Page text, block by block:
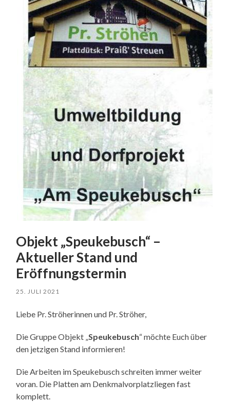
Objekt „Speukebusch“ –
Aktueller Stand und
Eröffnungstermin
25. JULI 2021
Liebe Pr. Ströherinnen und Pr. Ströher,
Die Gruppe Objekt „Speukebusch“ möchte Euch über
den jetzigen Stand informieren!
Die Arbeiten im Speukebusch schreiten immer weiter
voran. Die Platten am Denkmalvorplatzliegen fast
komplett.